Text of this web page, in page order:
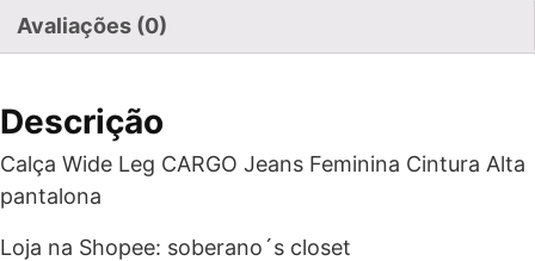
Avaliações (0)
Descrição
Calça Wide Leg CARGO Jeans Feminina Cintura Alta
pantalona
Loja na Shopee: soberano´s closet